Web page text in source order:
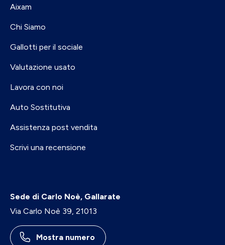
Aixam
Chi Siamo
Gallotti per il sociale
Valutazione usato
Lavora con noi
Auto Sostitutiva
Assistenza post vendita
Scrivi una recensione
Sede di Carlo Noè, Gallarate
Via Carlo Noè 39, 21013
Mostra numero